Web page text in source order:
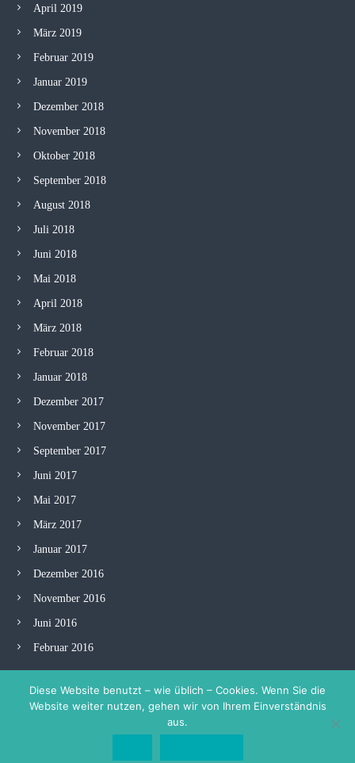
April 2019
März 2019
Februar 2019
Januar 2019
Dezember 2018
November 2018
Oktober 2018
September 2018
August 2018
Juli 2018
Juni 2018
Mai 2018
April 2018
März 2018
Februar 2018
Januar 2018
Dezember 2017
November 2017
September 2017
Juni 2017
Mai 2017
März 2017
Januar 2017
Dezember 2016
November 2016
Juni 2016
Februar 2016
Initiative Zukunft MarienviertelTheme: Flash by
Diese Website benutzt – wie üblich – Cookies. Wenn Sie die
Website weiter nutzen, gehen wir von Ihrem Einverständnis
aus.